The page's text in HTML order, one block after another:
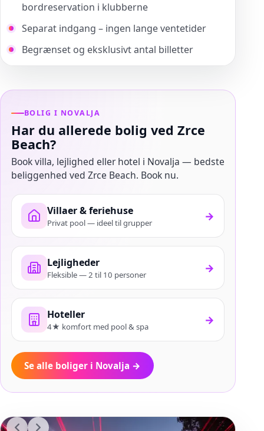
bordreservation i klubberne
Separat indgang – ingen lange ventetider
Begrænset og eksklusivt antal billetter
BOLIG I NOVALJA
Har du allerede bolig ved Zrce
Beach?
Book villa, lejlighed eller hotel i Novalja — bedste
beliggenhed ved Zrce Beach. Book nu.
Villaer & feriehuse
Privat pool — ideel til grupper →
Lejligheder
Fleksible — 2 til 10 personer →
Hoteller
4★ komfort med pool & spa →
Se alle boliger i Novalja →